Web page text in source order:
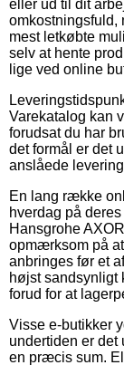
eller ud til dit
mest letkøbte
selv at hente
lige ved online
Varekatalog kan
forudsat du har
det formål er det
anslåede
En lang række
hverdag på
Hansgrohe
opmærksom på
anbringes før et
højst sandsynligt
forud for at
Visse e-butikker
undertiden er
en præcis sum.